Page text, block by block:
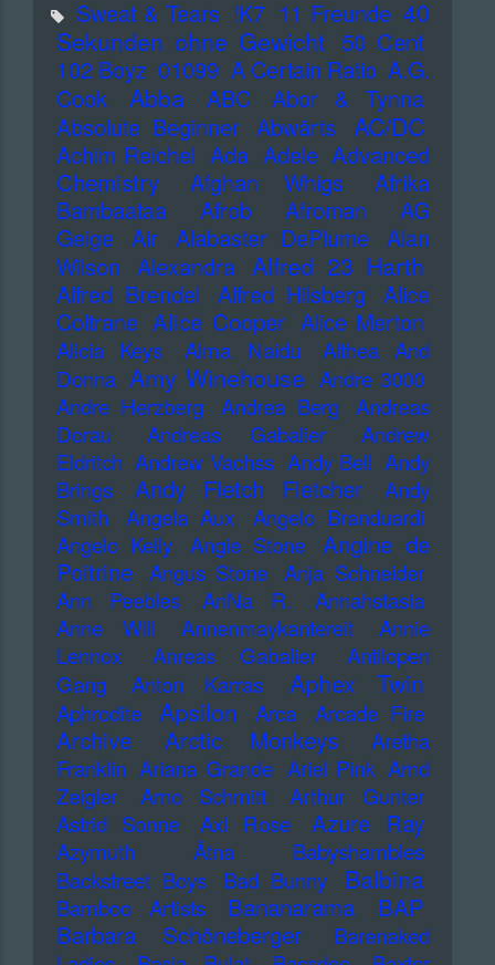
Sweat & Tears !K7 11 Freunde 40
Sekunden ohne Gewicht 50 Cent
102 Boyz 01099 A Certain Ratio A.G.
Cook
Abba ABC
Abor & Tynna
Absolute Beginner Abwärts AC/DC
Achim Reichel Ada Adele Advanced
Chemistry
Afghan Whigs
Afrika
Bambaataa
Afrob Afroman
AG
Geige
Air Alabaster DePlume
Alan
Wilson Alexandra Alfred 23 Harth
Alfred Brendel Alfred Hilsberg
Alice
Coltrane Alice Cooper Alice Merton
Alicia Keys Alma Naidu
Althea And
Donna Amy Winehouse Andre 3000
Andre Herzberg
Andrea Berg
Andreas
Dorau
Andreas Gabalier
Andrew
Eldritch Andrew Vachss Andy Bell Andy
Brings
Andy Fletch Fletcher
Andy
Smith
Angela Aux
Angelo Branduardi
Angelo Kelly
Angie Stone
Angine de
Poitrine Angus Stone Anja Schneider
Ann Peebles
AnNa R.
Annahstasia
Anne Will
Annenmaykantereit
Annie
Lennox
Anreas Gabalier
Antilopen
Gang
Anton Karras Aphex Twin
Aphrodite Apsilon Arca Arcade Fire
Archive Arctic Monkeys
Aretha
Franklin Ariana Grande Ariel Pink Arnd
Zeigler
Arno Schmitt
Arthur Gunter
Astrid Sonne
Axl Rose Azure Ray
Azymuth Ätna
Babyshambles
Backstreet Boys
Bad Bunny Balbina
Bamboo Artists Bananarama
BAP
Barbara Schöneberger
Barenaked